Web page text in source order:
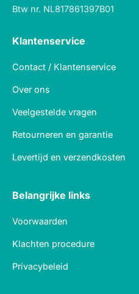
Btw nr. NL817861397B01
Klantenservice
Contact / Klantenservice
Over ons
Veelgestelde vragen
Retourneren en garantie
Levertijd en verzendkosten
Belangrijke links
Voorwaarden
Klachten procedure
Privacybeleid